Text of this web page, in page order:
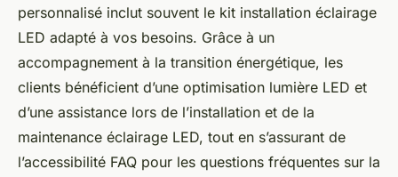
personnalisé inclut souvent le kit installation éclairage
LED adapté à vos besoins. Grâce à un
accompagnement à la transition énergétique, les
clients bénéficient d’une optimisation lumière LED et
d’une assistance lors de l’installation et de la
maintenance éclairage LED, tout en s’assurant de
l’accessibilité FAQ pour les questions fréquentes sur la